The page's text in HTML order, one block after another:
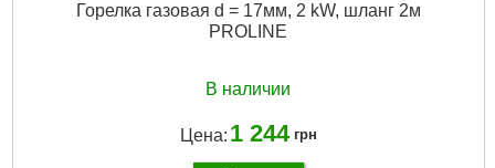
Горелка газовая d = 17мм, 2 kW, шланг 2м
PROLINE
В наличии
Цена: 1 244 грн